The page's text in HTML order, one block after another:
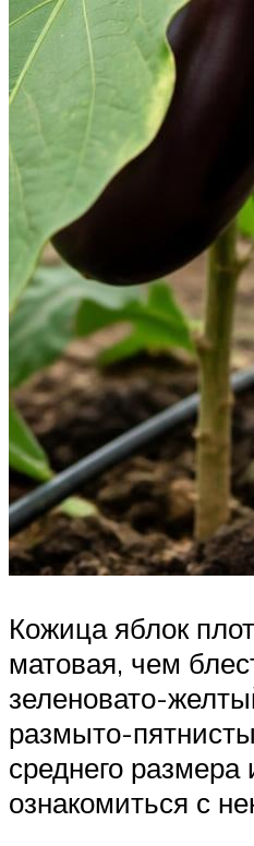
Кожица яблок
матовая, чем
зеленовато-
размыто-
среднего
ознакомиться с